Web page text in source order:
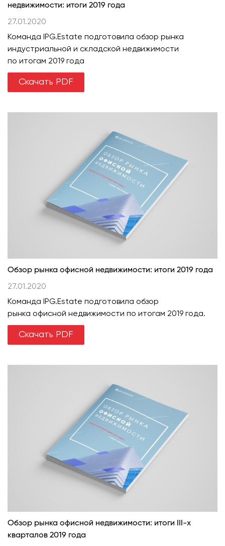
недвижимости: итоги 2019 года
27.01.2020
Команда IPG.Estate подготовила обзор рынка
индустриальной и складской недвижимости
по итогам 2019 года
Скачать PDF
Обзор рынка офисной недвижимости: итоги 2019 года
27.01.2020
Команда IPG.Estate подготовила обзор
рынка офисной недвижимости по итогам 2019 года.
Скачать PDF
Обзор рынка офисной недвижимости: итоги III-х
кварталов 2019 года